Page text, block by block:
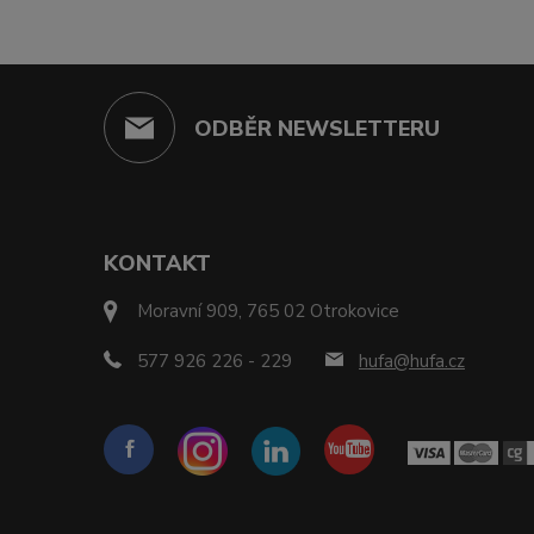
ODBĚR NEWSLETTERU
KONTAKT
Moravní 909, 765 02 Otrokovice
577 926 226 - 229 hufa@hufa.cz